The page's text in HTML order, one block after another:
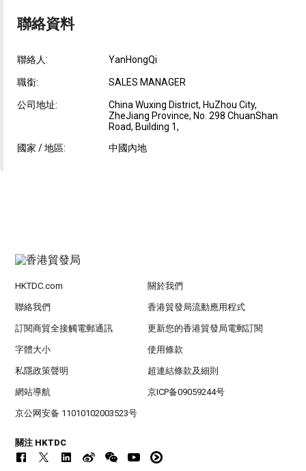
聯絡資料
聯絡人: YanHongQi
職銜: SALES MANAGER
公司地址:
China Wuxing District, HuZhou City,
ZheJiang Province, No. 298 ChuanShan
Road, Building 1,
國家 / 地區:
中國內地
HKTDC.com 關於我們
聯絡我們 香港貿發局流動應用程式
訂閱商貿全接觸電郵通訊 更新您的香港貿發局電郵訂閱
字體大小 使用條款
私隱政策聲明 超連結條款及細則
網站導航 京ICP备09059244号
京公网安备 11010102003523号
關注 HKTDC